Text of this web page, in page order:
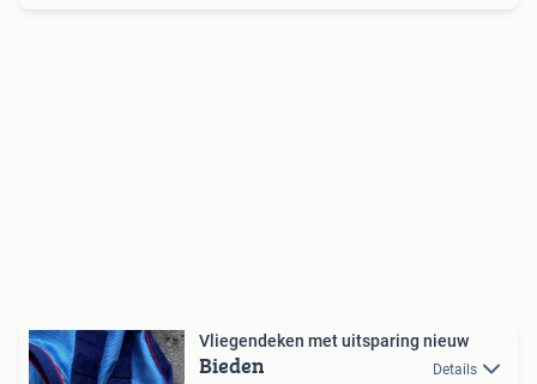
Vliegendeken met uitsparing nieuw
Bieden Details